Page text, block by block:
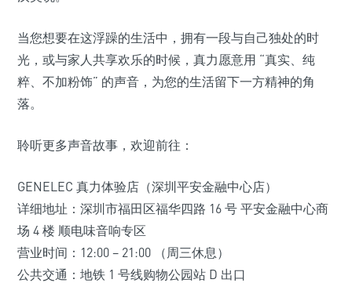
当您想要在这浮躁的生活中，拥有一段与自己独处的时
光，或与家人共享欢乐的时候，真力愿意用 “真实、纯
粹、不加粉饰” 的声音，为您的生活留下一方精神的角
落。
聆听更多声音故事，欢迎前往：
GENELEC 真力体验店（深圳平安金融中心店）
详细地址：深圳市福田区福华四路 16 号 平安金融中心商
场 4 楼 顺电味音响专区
营业时间：12:00 – 21:00 （周三休息）
公共交通：地铁 1 号线购物公园站 D 出口